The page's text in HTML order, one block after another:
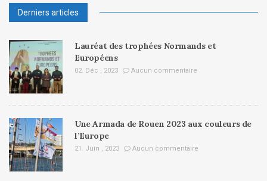
Derniers articles
Lauréat des trophées Normands et
Européens
02. Déc , 2023 Aucun commentaire
Une Armada de Rouen 2023 aux couleurs de
l’Europe
21. Juin , 2023 Aucun commentaire